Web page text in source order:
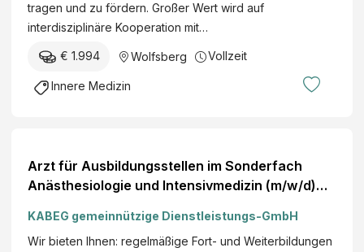
tragen und zu fördern. Großer Wert wird auf
interdisziplinäre Kooperation mit…
€ 1.994 Wolfsberg Vollzeit
Innere Medizin
Arzt für Ausbildungsstellen im Sonderfach
Anästhesiologie und Intensivmedizin (m/w/d)
KABEG gemeinnützige Dienstleistungs-GmbH
Wir bieten Ihnen: regelmäßige Fort- und Weiterbildungen